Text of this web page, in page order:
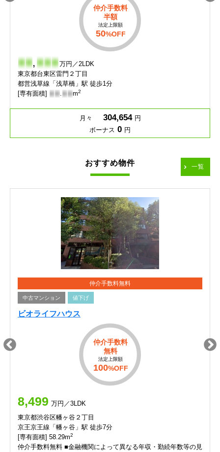
仲介手数料
半額
法定上限額
50%OFF
- - ,- - - 万円／2LDK
東京都台東区雷門２丁目
都営浅草線「浅草橋」駅 徒歩1分
[専有面積] - - .- - m2
月々 304,654 円
ボーナス 0 円
おすすめ物件 一覧
仲介手数料無料
中古マンション 値下げ
ビオライフハウス
仲介手数料
無料
法定上限額
100%OFF
8,499 万円／3LDK
東京都渋谷区幡ヶ谷２丁目
京王京王線「幡ヶ谷」駅 徒歩7分
[専有面積] 58.29m2
仲介手数料無料 ■金融機関によって異なる年収・勤続年数等の見